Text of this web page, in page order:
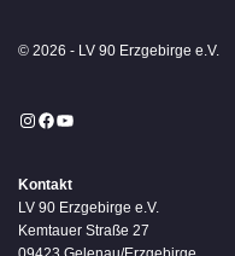
© 2026 - LV 90 Erzgebirge e.V.
Instagram
Facebook
YouTube
Kontakt
LV 90 Erzgebirge e.V.
Kemtauer Straße 27